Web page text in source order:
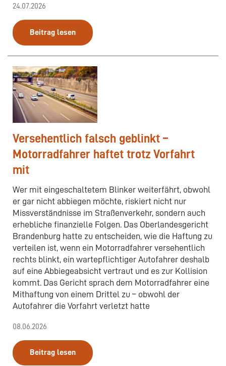
24.07.2026
Beitrag lesen
Versehentlich falsch geblinkt –
Motorradfahrer haftet trotz Vorfahrt
mit
Wer mit eingeschaltetem Blinker weiterfährt, obwohl
er gar nicht abbiegen möchte, riskiert nicht nur
Missverständnisse im Straßenverkehr, sondern auch
erhebliche finanzielle Folgen. Das Oberlandesgericht
Brandenburg hatte zu entscheiden, wie die Haftung zu
verteilen ist, wenn ein Motorradfahrer versehentlich
rechts blinkt, ein wartepflichtiger Autofahrer deshalb
auf eine Abbiegeabsicht vertraut und es zur Kollision
kommt. Das Gericht sprach dem Motorradfahrer eine
Mithaftung von einem Drittel zu – obwohl der
Autofahrer die Vorfahrt verletzt hatte
08.06.2026
Beitrag lesen